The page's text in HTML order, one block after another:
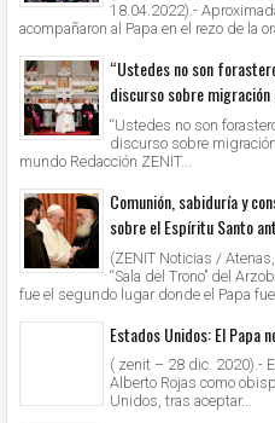
18.04.2022).-
acompañaron al Papa en el rezo de la
“Ustedes no son
discurso sobre migración
“Ustedes no son
discurso sobre
mundo Redacción ZENIT...
Comunión, sabiduría y
sobre el Espíritu Santo
(ZENIT Noticias /
“Sala del Trono” del
fue el segundo lugar donde el Papa fue
Estados Unidos: El Papa
( zenit – 28 dic. 2020).-
Alberto Rojas como
Unidos, tras aceptar...